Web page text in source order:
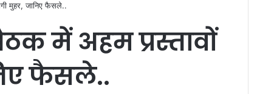
मुहर, जानिए फैसले..
में अहम प्रस्तावों
फैसले..